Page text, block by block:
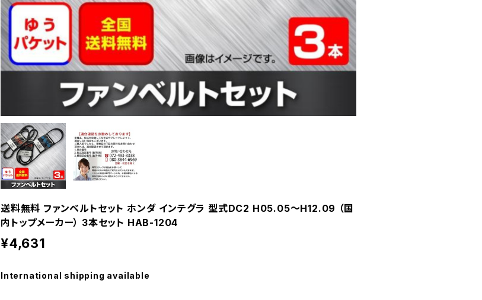
送料無料 ファンベルトセット ホンダ インテグラ 型式DC2 H05.05～H12.09 （国
内トップメーカー） 3本セット HAB-1204
¥4,631
International shipping available